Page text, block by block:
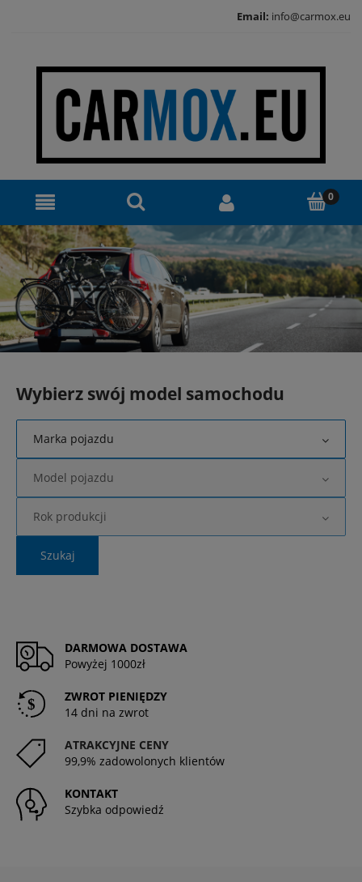
Email: info@carmox.eu
Wybierz swój model samochodu
Marka pojazdu
Model pojazdu
Rok produkcji
Szukaj
DARMOWA DOSTAWA
Powyżej 1000zł
ZWROT PIENIĘDZY
14 dni na zwrot
ATRAKCYJNE CENY
99,9% zadowolonych klientów
KONTAKT
Szybka odpowiedź